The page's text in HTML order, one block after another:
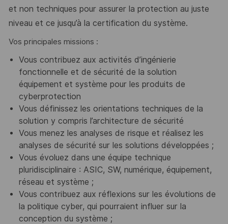
et non techniques pour assurer la protection au juste
niveau et ce jusqu’à la certification du système.
Vos principales missions :
Vous contribuez aux activités d’ingénierie
fonctionnelle et de sécurité de la solution
équipement et système pour les produits de
cyberprotection
Vous définissez les orientations techniques de la
solution y compris l’architecture de sécurité
Vous menez les analyses de risque et réalisez les
analyses de sécurité sur les solutions développées ;
Vous évoluez dans une équipe technique
pluridisciplinaire : ASIC, SW, numérique, équipement,
réseau et système ;
Vous contribuez aux réflexions sur les évolutions de
la politique cyber, qui pourraient influer sur la
conception du système ;